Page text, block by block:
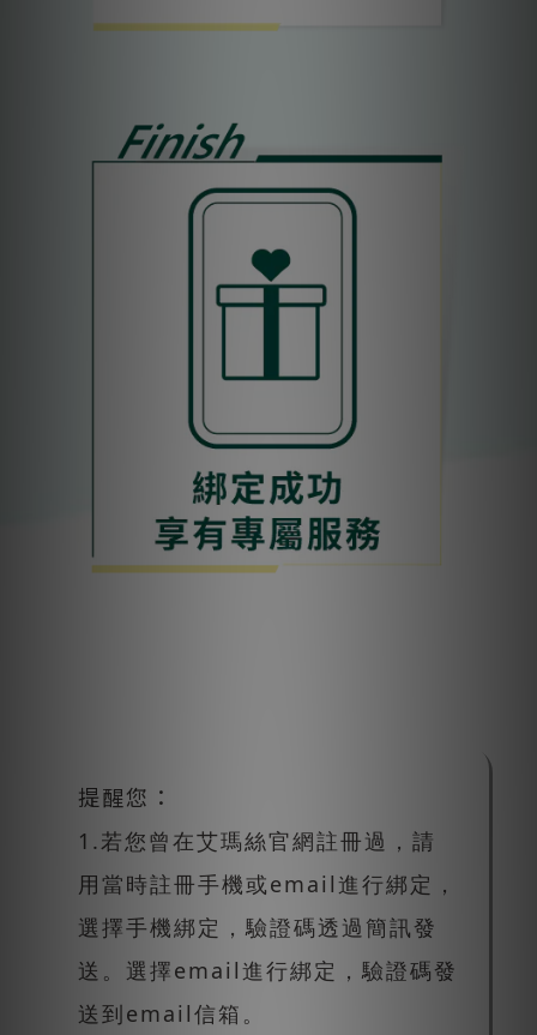
提醒您：
1.若您曾在艾瑪絲官網註冊過，請
用當時註冊手機或email進行綁定，
選擇手機綁定，驗證碼透過簡訊發
送。選擇email進行綁定，驗證碼發
送到email信箱。